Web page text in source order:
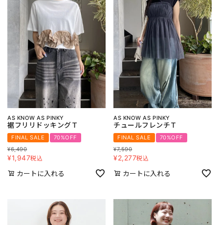
AS KNOW AS PINKY
裾フリリドッキングＴ
FINAL SALE
70%OFF
¥6,490
¥1,947税込
カートに入れる
AS KNOW AS PINKY
チュールフレンチＴ
FINAL SALE
70%OFF
¥7,590
¥2,277税込
カートに入れる